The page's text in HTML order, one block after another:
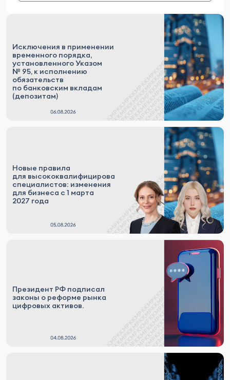
Исключения в применении
временного порядка,
установленного Указом
№ 95, к исполнению
обязательств
по банковским вкладам
(депозитам)
Новые правила
для высококвалифицированных
специалистов: изменения
для бизнеса с 1 марта
2027 года
Президент РФ подписал
законы о реформе рынка
цифровых активов.